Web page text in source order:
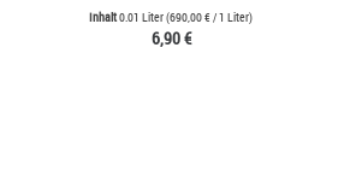
Inhalt0.01 Liter(690,00 € / 1 Liter)
6,90 €